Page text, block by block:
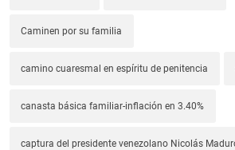
Caminen por su familia
camino cuaresmal en espíritu de penitencia
canasta básica familiar-inflación en 3.40%
captura del presidente venezolano Nicolás